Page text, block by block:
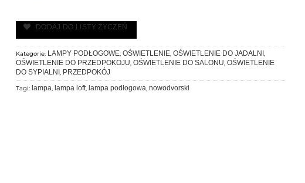
DODAJ DO LISTY ŻYCZEŃ
Kategorie: LAMPY PODŁOGOWE, OŚWIETLENIE, OŚWIETLENIE DO JADALNI,
OŚWIETLENIE DO PRZEDPOKOJU, OŚWIETLENIE DO SALONU, OŚWIETLENIE
DO SYPIALNI, PRZEDPOKÓJ
Tagi: lampa, lampa loft, lampa podłogowa, nowodvorski